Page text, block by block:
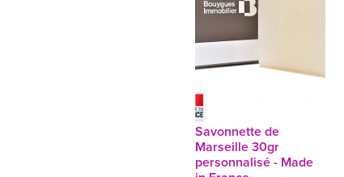
Savonnette de
Marseille 30gr
personnalisé - Made